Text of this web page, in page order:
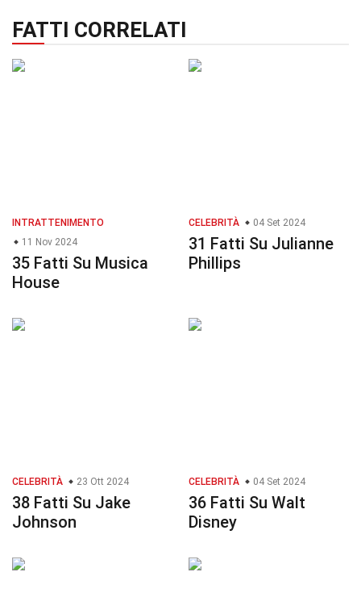
FATTI CORRELATI
INTRATTENIMENTO
11 Nov 2024
35 Fatti Su Musica
House
CELEBRITÀ 04 Set 2024
31 Fatti Su Julianne
Phillips
CELEBRITÀ 23 Ott 2024
38 Fatti Su Jake
Johnson
CELEBRITÀ 04 Set 2024
36 Fatti Su Walt
Disney